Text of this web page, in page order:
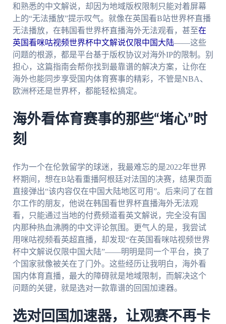
和熟悉的中文解说，却因为地域版权限制只能对着屏幕
上的“无法播放”提示叹气。就像在英国看B站世界杯直播
无法播放，在韩国看世界杯直播海外无法观看，甚至在
英国看咪咕视频世界杯中文解说仅限中国大陆——这些
问题的根源，都是平台基于版权协议对海外IP的限制。别
担心，这篇指南会帮你找到最靠谱的解决方案，让你在
海外也能同步享受国内体育赛事的精彩，不管是NBA、
欧洲杯还是世界杯，都能轻松搞定。
海外看体育赛事的那些“堵心”时
刻
作为一个在伦敦留学的球迷，我最难忘的是2022年世界
杯期间，想在B站看重播阿根廷对法国的决赛，结果页面
直接弹出“该内容仅在中国大陆地区可用”。后来问了在首
尔工作的朋友，他说在韩国看世界杯直播海外无法观
看，只能通过当地的付费频道看英文解说，完全没有国
内那种热血沸腾的中文评论氛围。更气人的是，我尝试
用咪咕视频看英超直播，却发现“在英国看咪咕视频世界
杯中文解说仅限中国大陆”——明明是同一个平台，换了
个国家就像被关在了门外。这些经历让我明白，海外看
国内体育直播，最大的障碍就是地域限制，而解决这个
问题的关键，就是选对一款靠谱的回国加速器。
选对回国加速器，让观赛不再卡